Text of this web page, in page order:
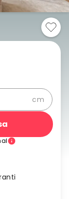
cm